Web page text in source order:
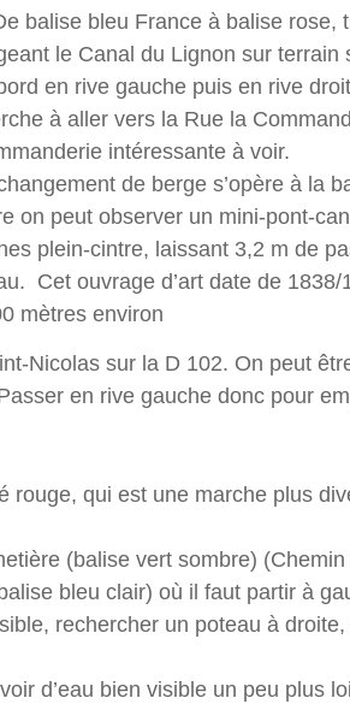
balise bleu France à balise rose,
le Canal du Lignon sur
en rive gauche puis en rive
à aller vers la Rue la
intéressante à voir.
de berge s’opère à la
on peut observer un mini-pont-
plein-cintre, laissant 3,2 m de
Cet ouvrage d’art date de
mètres environ
Nicolas sur la D 102. On peut
en rive gauche donc pour
qui est une marche plus
(balise vert sombre)
bleu clair) où il faut partir à
rechercher un poteau à
d’eau bien visible un peu plus